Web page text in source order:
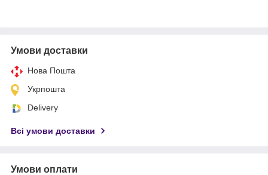
Умови доставки
Нова Пошта
Укрпошта
Delivery
Всі умови доставки
Умови оплати